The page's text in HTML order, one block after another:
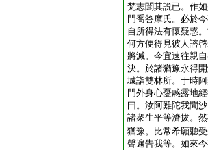
梵志聞其説已。作
門喬答摩氏。必於
自所得法有懷疑惑
何方便得見彼人諮
將滅。今宜速往親
決。於諸猶豫永得
城詣雙林所。于時
門外身心憂慼露地
曰。汝阿難陀我聞
諸衆生平等濟拔。
猶豫。比常希願聽
聲遍告我等。如來